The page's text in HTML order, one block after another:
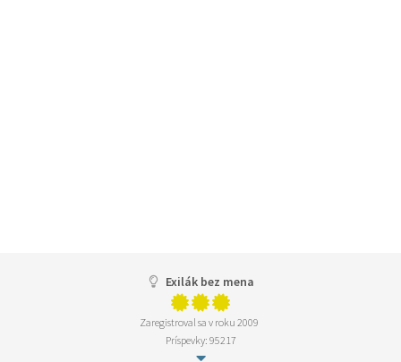
Exilák bez mena
Zaregistroval sa v roku 2009
Príspevky: 95217